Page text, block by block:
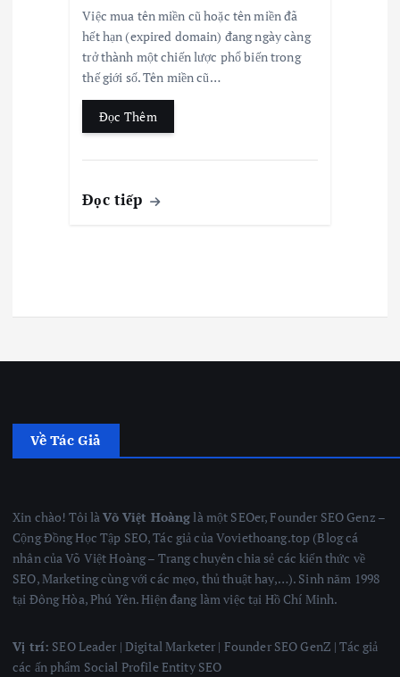
Việc mua tên miền cũ hoặc tên miền đã
hết hạn (expired domain) đang ngày càng
trở thành một chiến lược phổ biến trong
thế giới số. Tên miền cũ…
Đọc Thêm
Đọc tiếp
Về Tác Giả
Xin chào! Tôi làVõ Việt Hoànglà một SEOer, Founder SEO Genz –
Cộng Đồng Học Tập SEO, Tác giả của Voviethoang.top (Blog cá
nhân của Võ Việt Hoàng – Trang chuyên chia sẻ các kiến thức về
SEO, Marketing cùng với các mẹo, thủ thuật hay,…). Sinh năm 1998
tại Đông Hòa, Phú Yên. Hiện đang làm việc tại Hồ Chí Minh.
Vị trí: SEO Leader | Digital Marketer | Founder SEO GenZ | Tác giả
các ấn phẩm Social Profile Entity SEO